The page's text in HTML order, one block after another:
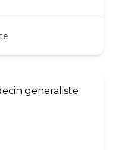
generaliste